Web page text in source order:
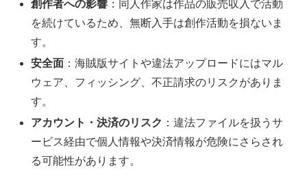
創作者への影響 ：同人作家は作品の販売収入で活動
を続けているため、無断入手は創作活動を損ないま
す。
安全面 ：海賊版サイトや違法アップロードにはマル
ウェア、フィッシング、不正請求のリスクがありま
す。
アカウント・決済のリスク ：違法ファイルを扱うサ
ービス経由で個人情報や決済情報が危険にさらされ
る可能性があります。